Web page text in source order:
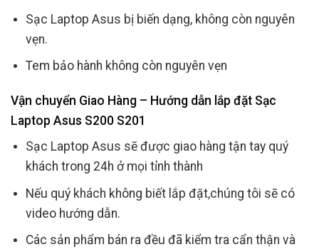
Sạc Laptop Asus bị biến dạng, không còn nguyên
vẹn.
Tem bảo hành không còn nguyên vẹn
Vận chuyển Giao Hàng – Hướng dẫn lắp đặt Sạc
Laptop Asus S200 S201
Sạc Laptop Asus sẽ được giao hàng tận tay quý
khách trong 24h ở mọi tỉnh thành
Nếu quý khách không biết lắp đặt,chúng tôi sẽ có
video hướng dẫn.
Các sản phẩm bán ra đều đã kiểm tra cẩn thận và